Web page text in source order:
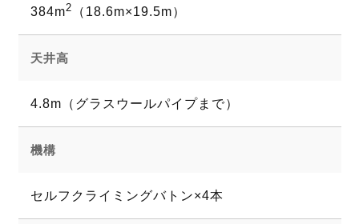
384m2 （18.6m×19.5m）
天井高
4.8m（グラスウールパイプまで）
機構
セルフクライミングバトン×4本